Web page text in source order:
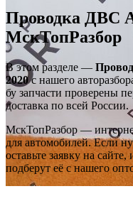
Проводка ДВС
МскТопРазбор
В этом разделе —
2020с нашего
бу запчасти проверены
доставка по всей России.
МскТопРазбор —
для автомобилей. Если
оставьте заявку на
подберут её с нашего